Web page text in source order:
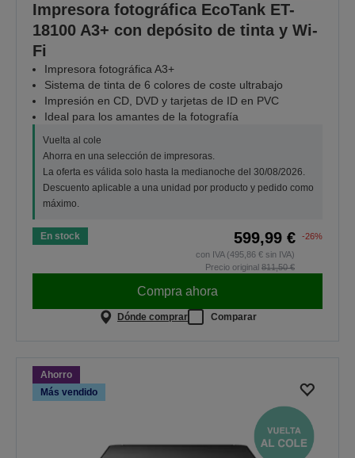
Impresora fotográfica EcoTank ET-
18100 A3+ con depósito de tinta y Wi-
Fi
Impresora fotográfica A3+
Sistema de tinta de 6 colores de coste ultrabajo
Impresión en CD, DVD y tarjetas de ID en PVC
Ideal para los amantes de la fotografía
Vuelta al cole
Ahorra en una selección de impresoras.
La oferta es válida solo hasta la medianoche del 30/08/2026.
Descuento aplicable a una unidad por producto y pedido como
máximo.
En stock 599,99 €
-26%
con IVA (495,86 € sin IVA)
Precio original 811,50 €
Compra ahora
Dónde comprar Comparar
Ahorro
Más vendido